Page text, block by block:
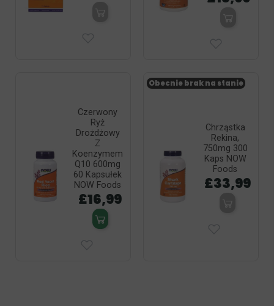
Czerwony
Ryż
Drożdżowy
Z
Koenzymem
Q10 600mg
60 Kapsułek
NOW Foods
£16,99
Chrząstka
Rekina,
750mg 300
Kaps NOW
Foods
£33,99
Obecnie brak na stanie